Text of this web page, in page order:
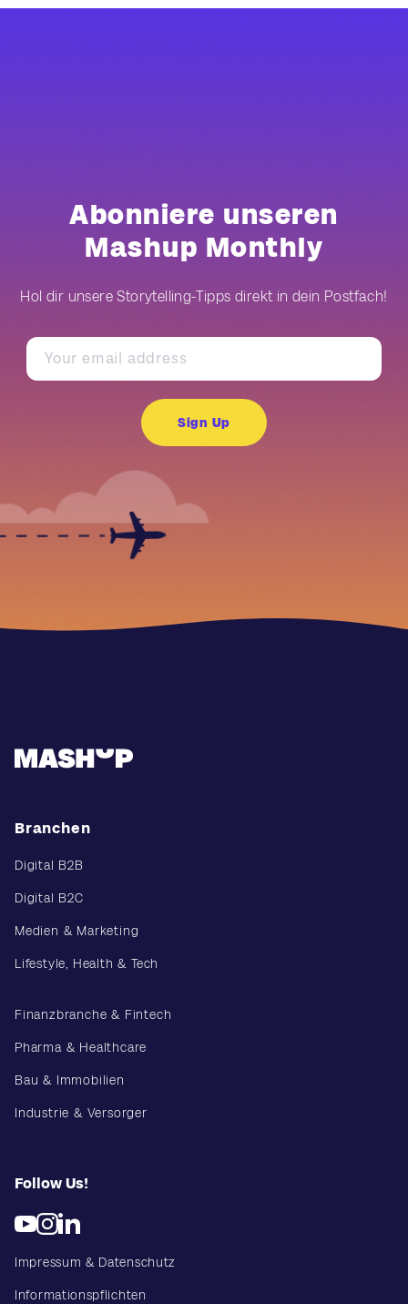
Abonniere unseren
Mashup Monthly
Hol dir unsere Storytelling-Tipps direkt in dein Postfach!
Branchen
Digital B2B
Digital B2C
Medien & Marketing
Lifestyle, Health & Tech
Finanzbranche & Fintech
Pharma & Healthcare
Bau & Immobilien
Industrie & Versorger
Follow Us!
Impressum & Datenschutz
Informationspflichten